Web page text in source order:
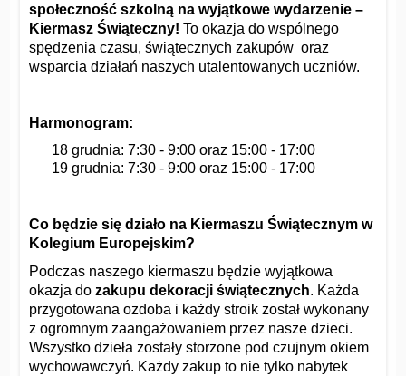
społeczność szkolną na wyjątkowe wydarzenie –
Kiermasz Świąteczny!To okazja do wspólnego
spędzenia czasu, świątecznych zakupów oraz
wsparcia działań naszych utalentowanych uczniów.
Harmonogram:
18 grudnia: 7:30 - 9:00 oraz 15:00 - 17:00
19 grudnia: 7:30 - 9:00 oraz 15:00 - 17:00
Co będzie się działo na Kiermaszu Świątecznym w
Kolegium Europejskim?
Podczas naszego kiermaszu będzie wyjątkowa
okazja dozakupu dekoracji świątecznych. Każda
przygotowana ozdoba i każdy stroik został wykonany
z ogromnym zaangażowaniem przez nasze dzieci.
Wszystko dzieła zostały storzone pod czujnym okiem
wychowawczyń. Każdy zakup to nie tylko nabytek